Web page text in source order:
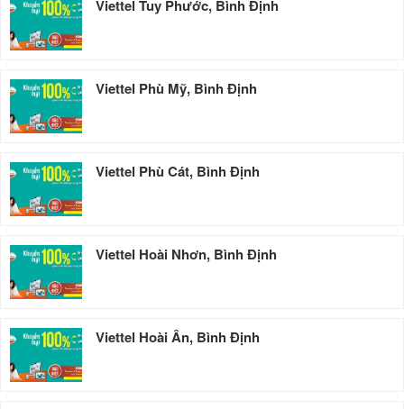
Viettel Tuy Phước, Bình Định
Viettel Phù Mỹ, Bình Định
Viettel Phù Cát, Bình Định
Viettel Hoài Nhơn, Bình Định
Viettel Hoài Ân, Bình Định